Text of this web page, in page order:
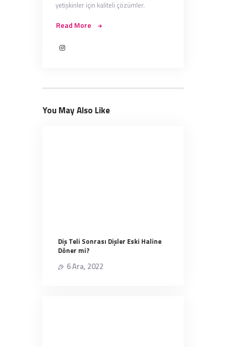
yetişkinler için kaliteli çözümler.
Read More
You May Also Like
Diş Teli Sonrası Dişler Eski Haline
Döner mi?
6 Ara, 2022